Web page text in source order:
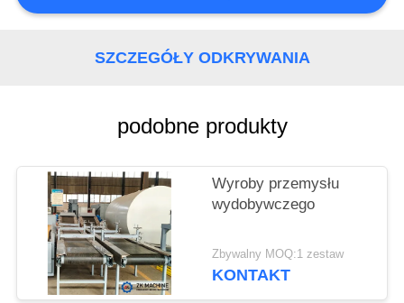
POPROSIĆ
O
WYCENĘ
SITEMAP
SZCZEGÓŁY ODKRYWANIA
podobne produkty
Wyroby przemysłu
wydobywczego
Zbywalny MOQ:1 zestaw
KONTAKT